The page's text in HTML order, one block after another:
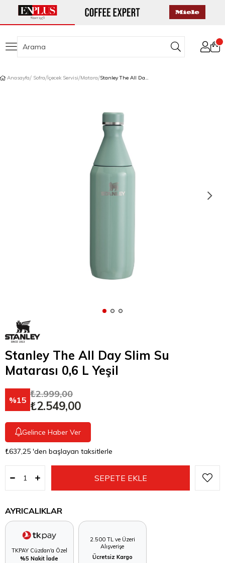
Anasayfa Sofra İçecek Servisi Matara Stanley The All Day Slim Su Matarası 0,6 L Yeşil
Stanley The All Day Slim Su
Matarası 0,6 L Yeşil
15
₺2.999,00
₺2.549,00
Gelince Haber Ver
₺637,25 'den başlayan taksitlerle
AYRICALIKLAR
TKPAY Cüzdan'a Özel
%5 Nakit İade
2.500 TL ve Üzeri
Alışverişe
Ücretsiz Kargo